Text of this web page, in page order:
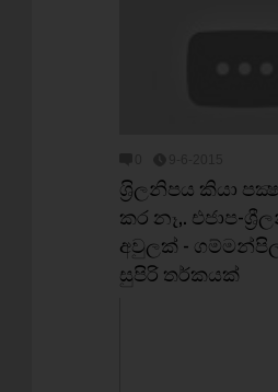
ශ‍්‍රිලනිපය කියා
කර නෑ,. එජාප-
අවුලක් -
සුපිරි තර්කයක්